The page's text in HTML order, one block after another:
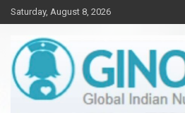
Skip
to
content
Saturday, August 8, 2026